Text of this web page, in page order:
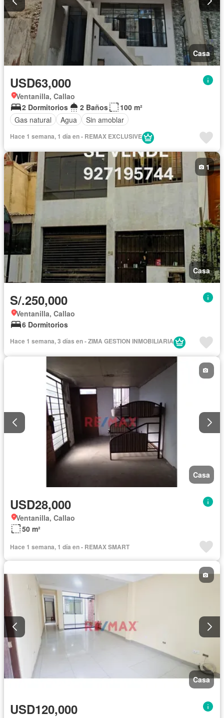
Casa
USD63,000
Ventanilla, Callao
2 Dormitorios
2 Baños
100 m²
Gas natural
Agua Sin amoblar
Hace 1 semana, 1 día en - REMAX EXCLUSIVE
Casa
1
S/.250,000
Ventanilla, Callao
6 Dormitorios
Hace 1 semana, 3 días en - ZIMA GESTION INMOBILIARIA
Casa
USD28,000
Ventanilla, Callao
50 m²
Hace 1 semana, 1 día en - REMAX SMART
Casa
USD120,000